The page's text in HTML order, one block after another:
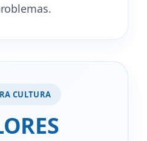
CULTURA